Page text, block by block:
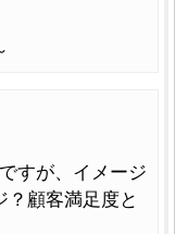
すが、イメージ
顧客満足度と